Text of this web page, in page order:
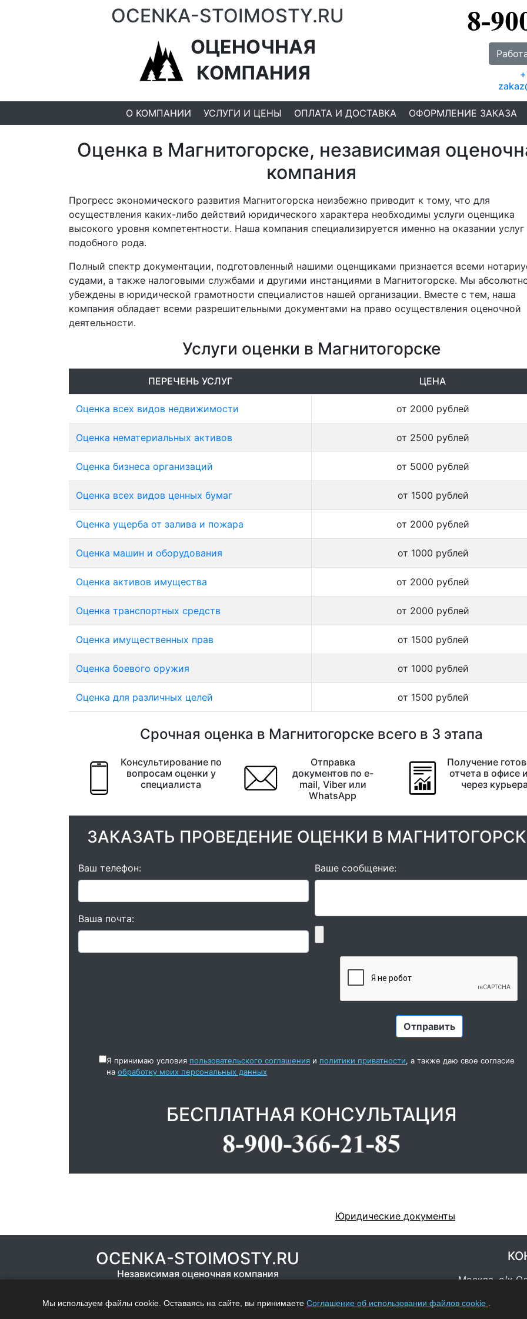
OCENKA-STOIMOSTY.RU
ОЦЕНОЧНАЯ
КОМПАНИЯ
О КОМПАНИИ УСЛУГИ И ЦЕНЫ ОПЛАТА И ДОСТАВКА ОФОРМЛЕНИЕ ЗАКАЗА
Оценка в Магнитогорске, независимая
компания
Прогресс экономического развития Магнитогорска неизбежно приводит к тому, что для
осуществления каких-либо действий юридического характера необходимы услуги оценщика
высокого уровня компетентности. Наша компания специализируется именно на оказании услуг
подобного рода.
Полный спектр документации, подготовленный нашими оценщиками признается всеми
судами, а также налоговыми службами и другими инстанциями в Магнитогорске. Мы
убеждены в юридической грамотности специалистов нашей организации. Вместе с тем, наша
компания обладает всеми разрешительными документами на право осуществления оценочной
деятельности.
Услуги оценки в Магнитогорске
ПЕРЕЧЕНЬ УСЛУГ ЦЕНА
Оценка всех видов недвижимости от 2000 рублей
Оценка нематериальных активов от 2500 рублей
Оценка бизнеса организаций от 5000 рублей
Оценка всех видов ценных бумаг от 1500 рублей
Оценка ущерба от залива и пожара от 2000 рублей
Оценка машин и оборудования от 1000 рублей
Оценка активов имущества от 2000 рублей
Оценка транспортных средств от 2000 рублей
Оценка имущественных прав от 1500 рублей
Оценка боевого оружия от 1000 рублей
Оценка для различных целей от 1500 рублей
Срочная оценка в Магнитогорске всего в 3 этапа
Консультирование по
вопросам оценки у
специалиста
Отправка
документов по e-
mail, Viber или
WhatsApp
Получение
отчета в офисе
через
ЗАКАЗАТЬ ПРОВЕДЕНИЕ ОЦЕНКИ В
Ваш телефон:
Ваша почта:
Ваше сообщение:
Я принимаю условия пользовательского соглашения и политики приватности, а также даю свое согласие
наобработку моих персональных данных
БЕСПЛАТНАЯ КОНСУЛЬТАЦИЯ
Юридические документы
OCENKA-STOIMOSTY.RU
Независимая оценочная компания
Москва, с/к
Мы используем файлы cookie. Оставаясь на сайте, вы принимаете Соглашение об использовании файлов cookie